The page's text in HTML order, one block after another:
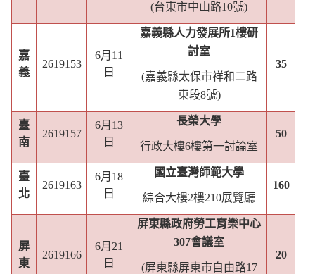
(台東市中山路10號)
嘉
義
2619153
6月 11
日
嘉義縣人力發展所1樓研
討室
(嘉義縣太保市祥和二路
東段8號)
35
臺
南
2619157
6月 13
日
長榮大學
行政大樓6樓第一討論室
50
臺
北
2619163
6月 18
日
國立臺灣師範大學
綜合大樓2樓210展覽廳
160
屏
東
2619166
6月 21
日
屏東縣政府勞工育樂中心
307會議室
(屏東縣屏東市自由路17
20